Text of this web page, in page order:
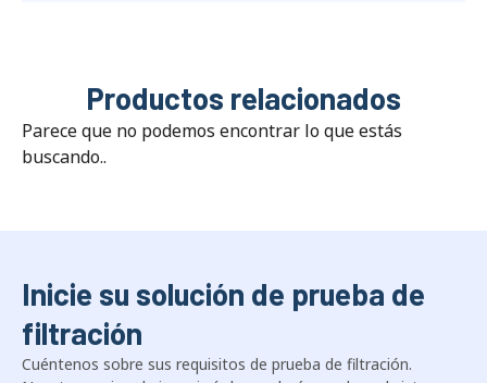
Productos relacionados
Parece que no podemos encontrar lo que estás
buscando..
Inicie su solución de prueba de
filtración
Cuéntenos sobre sus requisitos de prueba de filtración.